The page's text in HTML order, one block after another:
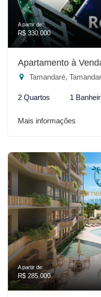
A partir de:
R$ 330.000
Apartamento à
Tamandaré,
2 Quartos 1
Mais informações
A partir de:
R$ 285.000